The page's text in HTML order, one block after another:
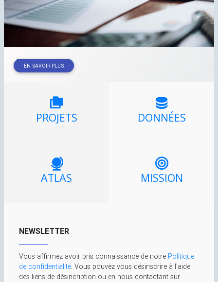
Jobs@IMA
EN SAVOIR PLUS
PROJETS DONNÉES
ATLAS MISSION
NEWSLETTER
Vous affirmez avoir pris connaissance de notre Politique
de confidentialité. Vous pouvez vous désinscrire à l'aide
des liens de désincription ou en nous contactant sur